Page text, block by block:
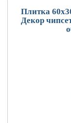
Плитка
Декор